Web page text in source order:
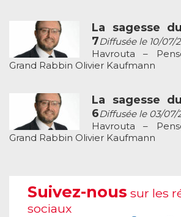
La sagesse
7Diffusée le 10/07/
Havrouta –
Grand Rabbin Olivier Kaufmann
La sagesse
6Diffusée le 03/07/
Havrouta –
Grand Rabbin Olivier Kaufmann
Suivez-nous sur les
sociaux